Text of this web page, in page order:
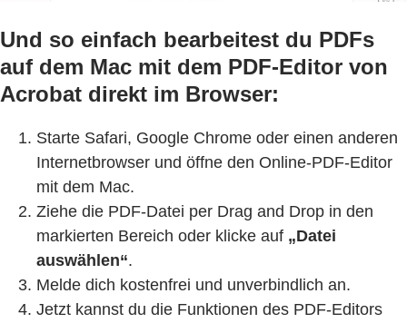
Und so einfach bearbeitest du PDFs
auf dem Mac mit dem PDF-Editor von
Acrobat direkt im Browser:
Starte Safari, Google Chrome oder einen anderen
Internetbrowser und öffne den Online-PDF-Editor
mit dem Mac.
Ziehe die PDF-Datei per Drag and Drop in den
markierten Bereich oder klicke auf „Datei
auswählen“.
Melde dich kostenfrei und unverbindlich an.
Jetzt kannst du die Funktionen des PDF-Editors